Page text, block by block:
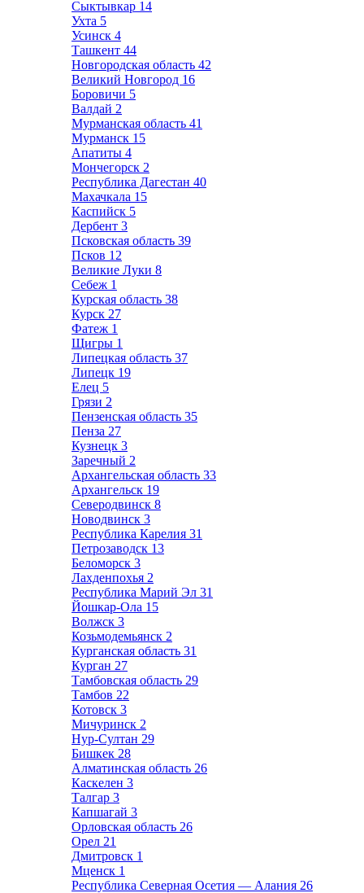
Сыктывкар 14
Ухта 5
Усинск 4
Ташкент 44
Новгородская область 42
Великий Новгород 16
Боровичи 5
Валдай 2
Мурманская область 41
Мурманск 15
Апатиты 4
Мончегорск 2
Республика Дагестан 40
Махачкала 15
Каспийск 5
Дербент 3
Псковская область 39
Псков 12
Великие Луки 8
Себеж 1
Курская область 38
Курск 27
Фатеж 1
Щигры 1
Липецкая область 37
Липецк 19
Елец 5
Грязи 2
Пензенская область 35
Пенза 27
Кузнецк 3
Заречный 2
Архангельская область 33
Архангельск 19
Северодвинск 8
Новодвинск 3
Республика Карелия 31
Петрозаводск 13
Беломорск 3
Лахденпохья 2
Республика Марий Эл 31
Йошкар-Ола 15
Волжск 3
Козьмодемьянск 2
Курганская область 31
Курган 27
Тамбовская область 29
Тамбов 22
Котовск 3
Мичуринск 2
Нур-Султан 29
Бишкек 28
Алматинская область 26
Каскелен 3
Талгар 3
Капшагай 3
Орловская область 26
Орел 21
Дмитровск 1
Мценск 1
Республика Северная Осетия — Алания 26